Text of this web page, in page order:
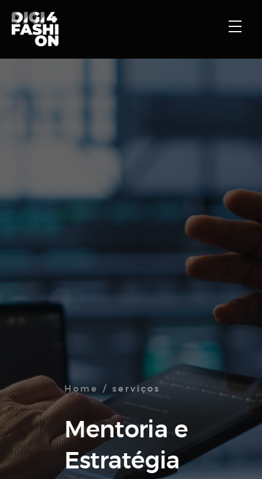
Home / serviços
Mentoria e
Estratégia